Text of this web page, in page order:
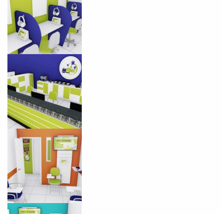
Você é aluno inFlux?
Sim
VOLTAR